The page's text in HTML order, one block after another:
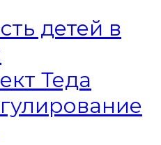
детей в
Теда